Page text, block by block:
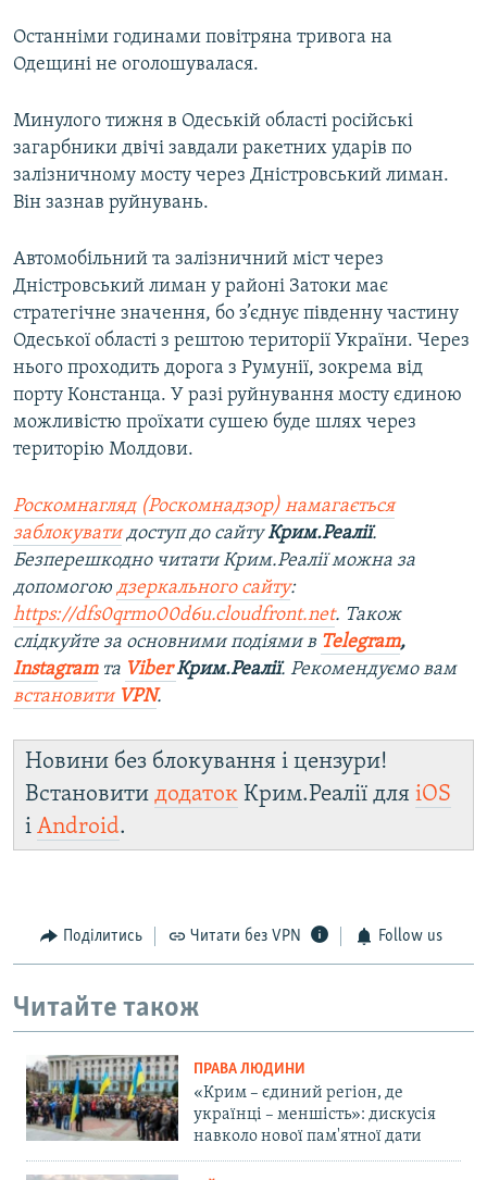
Останніми годинами повітряна тривога на
Одещині не оголошувалася.
Минулого тижня в Одеській області російські
загарбники двічі завдали ракетних ударів по
залізничному мосту через Дністровський лиман.
Він зазнав руйнувань.
Автомобільний та залізничний міст через
Дністровський лиман у районі Затоки має
стратегічне значення, бо з’єднує південну частину
Одеської області з рештою території України. Через
нього проходить дорога з Румунії, зокрема від
порту Констанца. У разі руйнування мосту єдиною
можливістю проїхати сушею буде шлях через
територію Молдови.
Роскомнагляд (Роскомнадзор) намагається
заблокуватидоступ до сайтуКрим.Реалії.
Безперешкодно читати Крим.Реалії можна за
допомогою дзеркального сайту:
https://dfs0qrmo00d6u.cloudfront.net. Також
слідкуйте за основними подіями в Telegram,
Instagramта ViberКрим.Реалії. Рекомендуємо вам
встановити VPN.
Новини без блокування і цензури!
Встановити додаток Крим.Реалії для iOS
і Android.
Поділитись Читати без VPN Follow us
Читайте також
ПРАВА ЛЮДИНИ
«Крим – єдиний регіон, де
українці – меншість»: дискусія
навколо нової пам'ятної дати